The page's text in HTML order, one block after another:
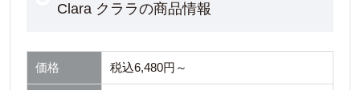
Clara クララの商品情報
価格 税込6,480円～